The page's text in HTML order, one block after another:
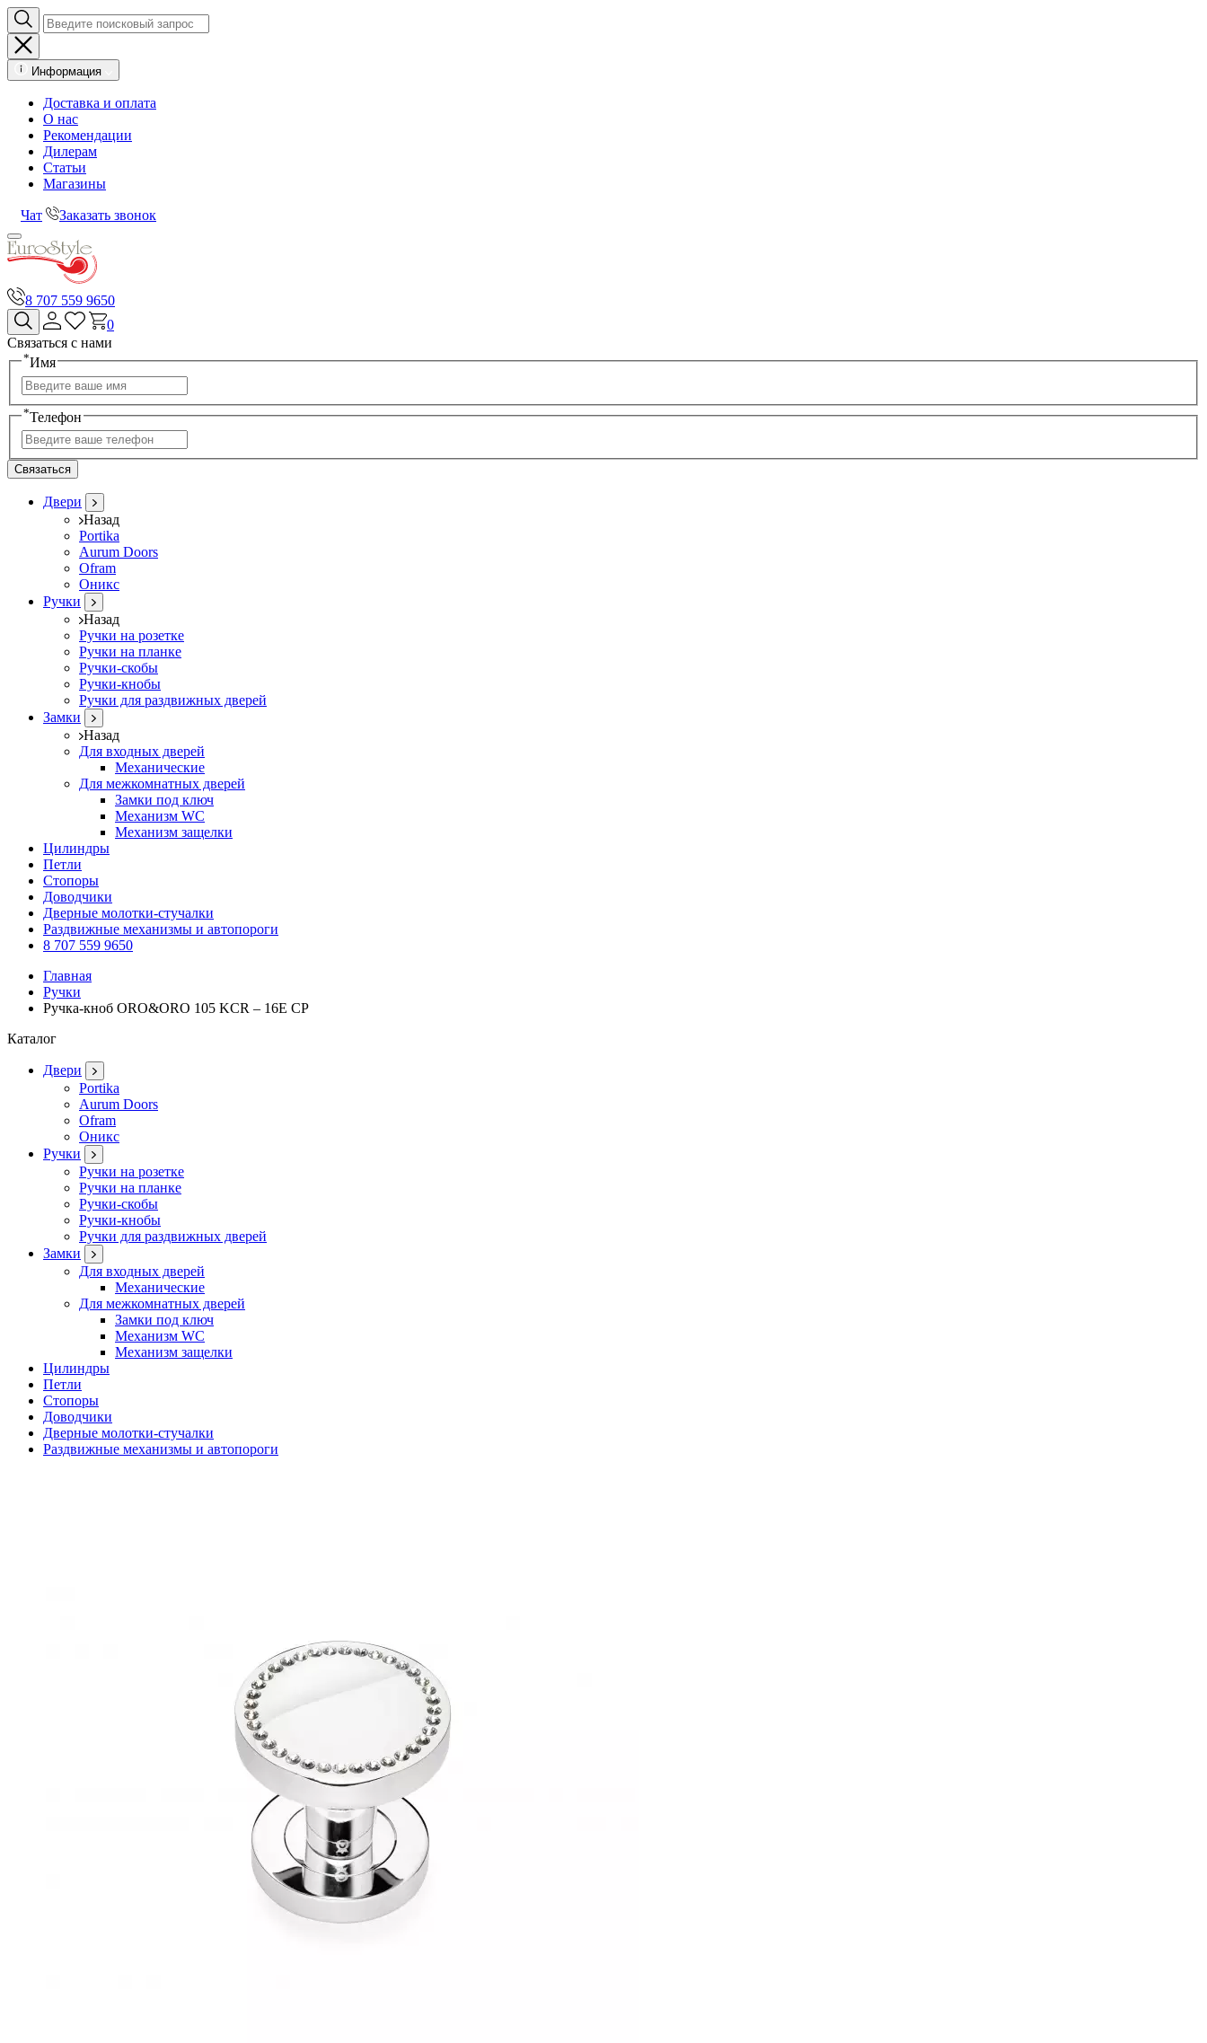
Информация
Доставка и оплата
О нас
Рекомендации
Дилерам
Статьи
Магазины
Чат Заказать звонок
8 707 559 9650
0
Связаться с нами
*Имя
*Телефон
Связаться
Двери
Назад
Portika
Aurum Doors
Ofram
Оникс
Ручки
Назад
Ручки на розетке
Ручки на планке
Ручки-скобы
Ручки-кнобы
Ручки для раздвижных дверей
Замки
Назад
Для входных дверей
Механические
Для межкомнатных дверей
Замки под ключ
Механизм WC
Механизм защелки
Цилиндры
Петли
Стопоры
Доводчики
Дверные молотки-стучалки
Раздвижные механизмы и автопороги
8 707 559 9650
Главная
Ручки
Ручка-кноб ORO&ORO 105 KCR – 16E CP
Каталог
Двери
Portika
Aurum Doors
Ofram
Оникс
Ручки
Ручки на розетке
Ручки на планке
Ручки-скобы
Ручки-кнобы
Ручки для раздвижных дверей
Замки
Для входных дверей
Механические
Для межкомнатных дверей
Замки под ключ
Механизм WC
Механизм защелки
Цилиндры
Петли
Стопоры
Доводчики
Дверные молотки-стучалки
Раздвижные механизмы и автопороги